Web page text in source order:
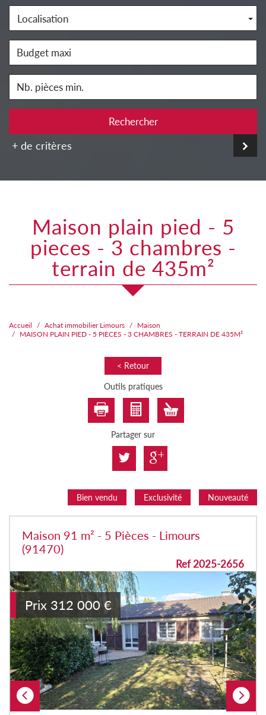
Localisation
Rechercher
+ de critères
maison plain pied - 5
pieces - 3 chambres -
terrain de 435m²
Accueil Achat immobilier Limours
Maison
MAISON PLAIN PIED - 5 PIECES - 3 CHAMBRES - TERRAIN DE 435M²
< Retour
Outils pratiques
Partager sur
Bien vendu Exclusivité Nouveauté
Maison 91 m² - 5 Pièces - Limours
(91470)
Ref 2025-2656
Prix 312 000 €